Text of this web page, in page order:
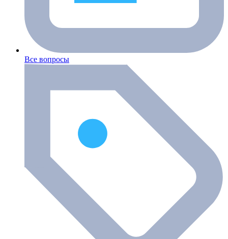
Все вопросы